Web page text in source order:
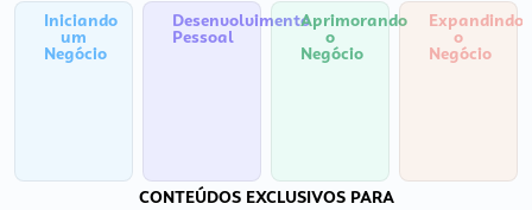
Iniciando
um
Negócio
Desenvolvimento
Pessoal
Aprimorando
o
Negócio
Expandindo
o
Negócio
CONTEÚDOS EXCLUSIVOS PARA